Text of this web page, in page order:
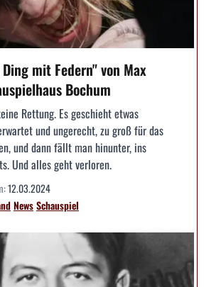
mit Federn" von Max
Bochum
Rettung. Es geschieht etwas
und ungerecht, zu groß für das
und dann fällt man hinunter, ins
Und alles geht verloren.
12.03.2024
NewsSchauspiel